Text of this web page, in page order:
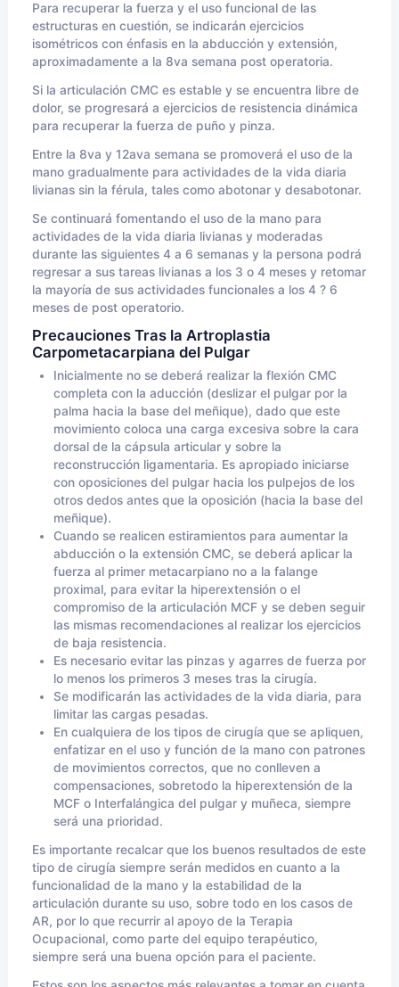
Para recuperar la fuerza y el uso funcional de las
estructuras en cuestión, se indicarán ejercicios
isométricos con énfasis en la abducción y extensión,
aproximadamente a la 8va semana post operatoria.
Si la articulación CMC es estable y se encuentra libre de
dolor, se progresará a ejercicios de resistencia dinámica
para recuperar la fuerza de puño y pinza.
Entre la 8va y 12ava semana se promoverá el uso de la
mano gradualmente para actividades de la vida diaria
livianas sin la férula, tales como abotonar y desabotonar.
Se continuará fomentando el uso de la mano para
actividades de la vida diaria livianas y moderadas
durante las siguientes 4 a 6 semanas y la persona podrá
regresar a sus tareas livianas a los 3 o 4 meses y retomar
la mayoría de sus actividades funcionales a los 4 ? 6
meses de post operatorio.
Precauciones Tras la Artroplastia
Carpometacarpiana del Pulgar
Inicialmente no se deberá realizar la flexión CMC
completa con la aducción (deslizar el pulgar por la
palma hacia la base del meñique), dado que este
movimiento coloca una carga excesiva sobre la cara
dorsal de la cápsula articular y sobre la
reconstrucción ligamentaria. Es apropiado iniciarse
con oposiciones del pulgar hacia los pulpejos de los
otros dedos antes que la oposición (hacia la base del
meñique).
Cuando se realicen estiramientos para aumentar la
abducción o la extensión CMC, se deberá aplicar la
fuerza al primer metacarpiano no a la falange
proximal, para evitar la hiperextensión o el
compromiso de la articulación MCF y se deben seguir
las mismas recomendaciones al realizar los ejercicios
de baja resistencia.
Es necesario evitar las pinzas y agarres de fuerza por
lo menos los primeros 3 meses tras la cirugía.
Se modificarán las actividades de la vida diaria, para
limitar las cargas pesadas.
En cualquiera de los tipos de cirugía que se apliquen,
enfatizar en el uso y función de la mano con patrones
de movimientos correctos, que no conlleven a
compensaciones, sobretodo la hiperextensión de la
MCF o Interfalángica del pulgar y muñeca, siempre
será una prioridad.
Es importante recalcar que los buenos resultados de este
tipo de cirugía siempre serán medidos en cuanto a la
funcionalidad de la mano y la estabilidad de la
articulación durante su uso, sobre todo en los casos de
AR, por lo que recurrir al apoyo de la Terapia
Ocupacional, como parte del equipo terapéutico,
siempre será una buena opción para el paciente.